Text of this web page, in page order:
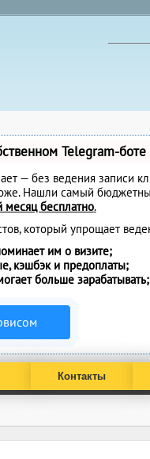
Telegram-боте
— без ведения записи
Нашли самый
месяц бесплатно.
который упрощает
им о визите;
кэшбэк и предоплаты;
больше зарабатывать;
Контакты